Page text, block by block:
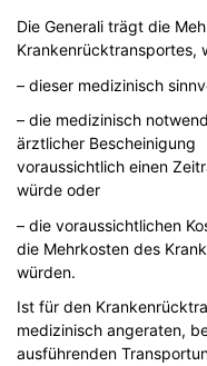
Die Generali trägt die
Krankenrücktransportes,
– dieser medizinisch
– die medizinisch
ärztlicher Bescheinigung
voraussichtlich einen
würde oder
– die voraussichtlichen
die Mehrkosten des
würden.
Ist für den
medizinisch angeraten,
ausführenden